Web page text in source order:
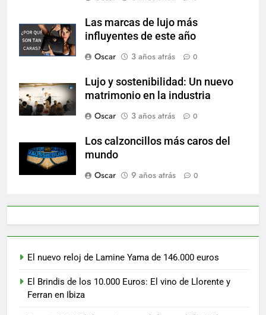
Las marcas de lujo más
influyentes de este año
Oscar
3 años atrás 0
Lujo y sostenibilidad: Un nuevo
matrimonio en la industria
Oscar
3 años atrás 0
Los calzoncillos más caros del
mundo
Oscar
9 años atrás 0
El nuevo reloj de Lamine Yama de 146.000 euros
El Brindis de los 10.000 Euros: El vino de Llorente y
Ferran en Ibiza